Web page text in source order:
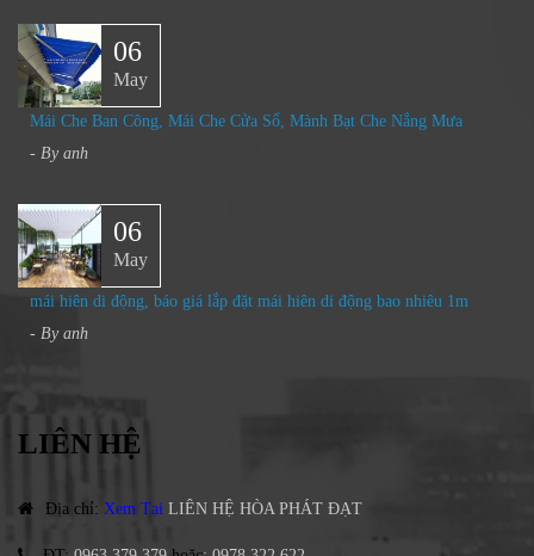
06
May
Mái Che Ban Công, Mái Che Cửa Sổ, Mành Bạt Che Nắng Mưa
- By anh
06
May
mái hiên di động, báo giá lắp đặt mái hiên di động bao nhiêu 1m
- By anh
LIÊN HỆ
Địa chỉ: Xem Tại LIÊN HỆ HÒA PHÁT ĐẠT